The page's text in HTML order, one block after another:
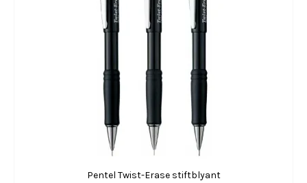
Pentel Twist-Erase stiftblyant